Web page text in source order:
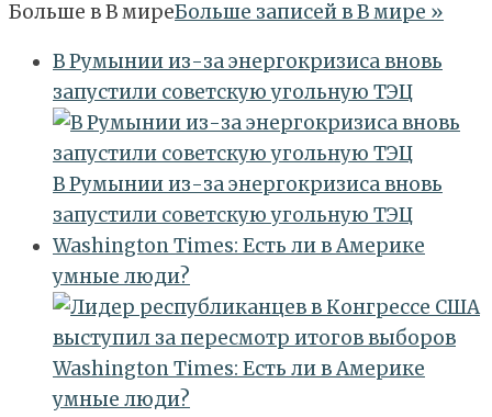
Больше вВ миреБольше записей в В мире »
В Румынии из-за энергокризиса вновь
запустили советскую угольную ТЭЦ
В Румынии из-за энергокризиса вновь
запустили советскую угольную ТЭЦ
Washington Times: Есть ли в Америке
умные люди?
Washington Times: Есть ли в Америке
умные люди?